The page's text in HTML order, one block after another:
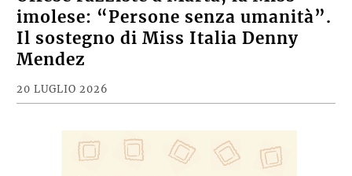
imolese: “Persone senza umanità”.
Il sostegno di Miss Italia Denny
Mendez
20 LUGLIO 2026